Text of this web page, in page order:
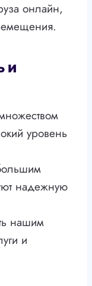
онлайн,
и
уровень
надежную
нашим
и